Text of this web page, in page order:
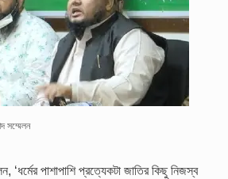
সম্মেলন
‘ধর্মের পাশাপাশি প্রত্যেকটা জাতির কিছু নিজস্ব